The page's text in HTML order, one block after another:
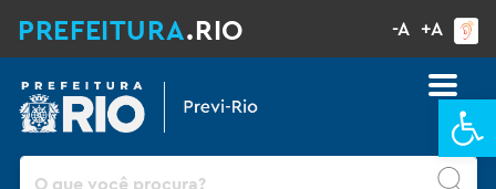
PREFEITURA.RIO -A +A